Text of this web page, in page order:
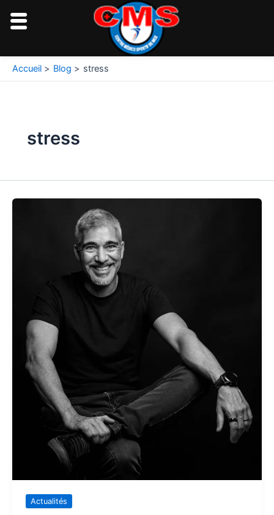
Accueil Blog stress
stress
Actualités
Pagination